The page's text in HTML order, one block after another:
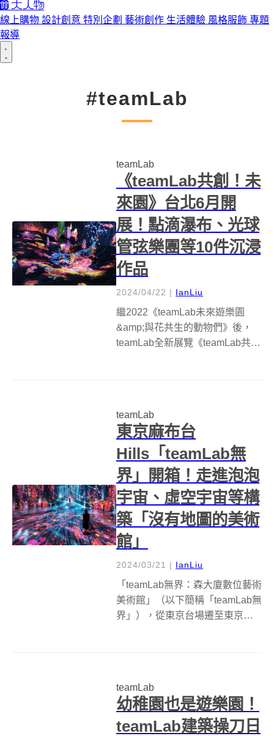
線上購物 設計創意 特別企劃 藝術創作 生活體驗 風格服飾 專題
報導
#teamLab
teamLab
《teamLab共創！未
來園》台北6月開
展！點滴瀑布、光球
管弦樂團等10件沉浸
作品
2024/04/22 | IanLiu
繼2022《teamLab未來遊樂園
&amp;與花共生的動物們》後，
teamLab全新展覽《teamLab共
洞、盡情玩耍！本...
teamLab
東京麻布台
Hills「teamLab無
界」開箱！走進泡泡
宇宙、虛空宇宙等構
築「沒有地圖的美術
館」
2024/03/21 | IanLiu
「teamLab無界：森大廈數位藝術
美術館」（以下簡稱「teamLab無
界」），從東京台場遷至東京新
個沒有邊界，每一...
teamLab
幼稚園也是遊樂園！
teamLab建築操刀日